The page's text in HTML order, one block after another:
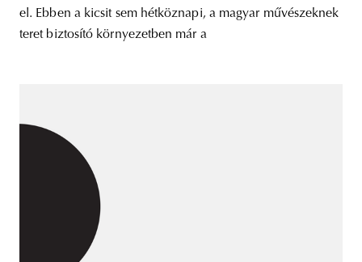
el. Ebben a kicsit sem hétköznapi, a magyar művészeknek
teret biztosító környezetben már a